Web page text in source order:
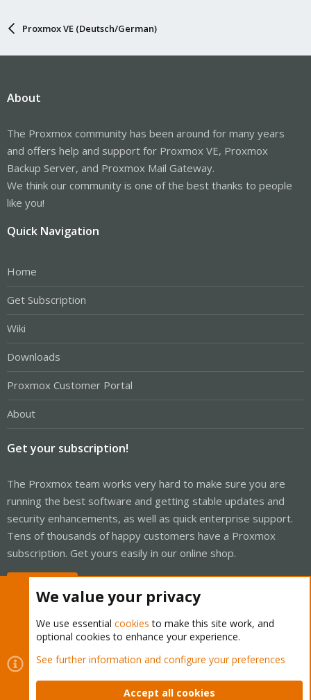
Proxmox VE (Deutsch/German)
About
The Proxmox community has been around for many years
and offers help and support for Proxmox VE, Proxmox
Backup Server, and Proxmox Mail Gateway.
We think our community is one of the best thanks to people
like you!
Quick Navigation
Home
Get Subscription
Wiki
Downloads
Proxmox Customer Portal
About
Get your subscription!
The Proxmox team works very hard to make sure you are
running the best software and getting stable updates and
security enhancements, as well as quick enterprise support.
Tens of thousands of happy customers have a Proxmox
subscription. Get yours easily in our online shop.
Cookies
Proxmox Support Forum - Light Mode
Contact us
Terms and rules Privacy policy Help Home
We value your privacy
We use essential cookies to make this site work, and
optional cookies to enhance your experience.
See further information and configure your preferences
Accept all cookies